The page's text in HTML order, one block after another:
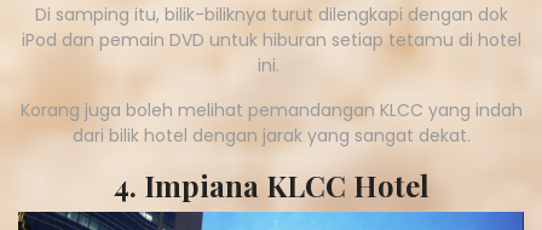
Di samping itu, bilik-biliknya turut dilengkapi dengan dok
iPod dan pemain DVD untuk hiburan setiap tetamu di hotel
ini.
Korang juga boleh melihat pemandangan KLCC yang indah
dari bilik hotel dengan jarak yang sangat dekat.
4. Impiana KLCC Hotel